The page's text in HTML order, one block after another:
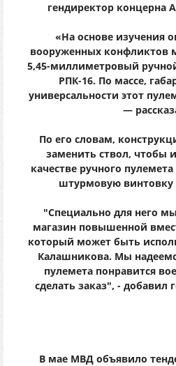
гендиректор концерна
«На основе изучения
вооруженных конфликтов
5,45-миллиметровый
РПК-16. По массе,
универсальности этот
—
По его словам,
заменить ствол, чтобы
качестве ручного
штурмовую винтовку
"Специально для него
магазин повышенной
который может быть
Калашникова. Мы
пулемета понравится
сделать заказ", - добавил
В мае МВД объявило